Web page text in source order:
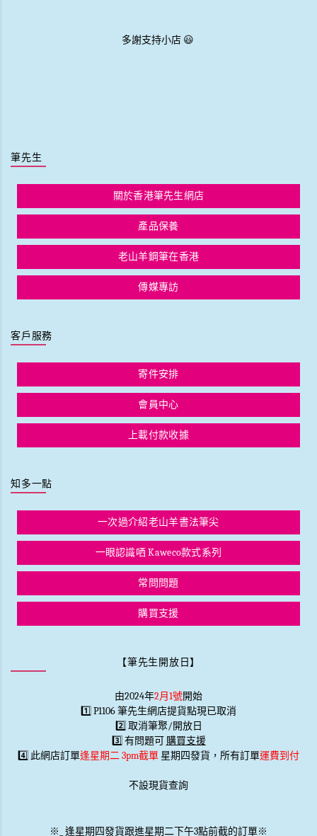
多謝支持小店 😃
筆先生
關於香港筆先生網店
產品保養
老山羊鋼筆在香港
傳媒專訪
客戶服務
寄件安排
會員中心
上載付款收據
知多一點
一次過介紹老山羊書法筆尖
一眼認識哂 Kaweco款式系列
常問問題
購買支援
【筆先生開放日】
由2024年2月1號開始
1️⃣ P1106 筆先生網店提貨點現已取消
2️⃣ 取消筆聚/開放日
3️⃣ 有問題可 購買支援
4️⃣ 此網店訂單逢星期二 3pm截單 星期四發貨，所有訂單運費到付
不設現貨查詢
※ 逢星期四發貨跟進星期二下午3點前截的訂單※